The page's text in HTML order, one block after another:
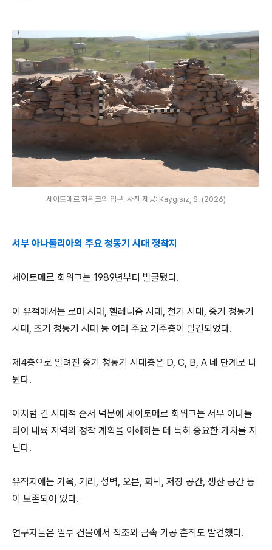
세이토메르 회위크의 입구. 사진 제공: Kaygısız, S. (2026)
서부 아나톨리아의 주요 청동기 시대 정착지
세이토메르 회위크는 1989년부터 발굴됐다.
이 유적에서는 로마 시대, 헬레니즘 시대, 철기 시대, 중기 청동기
시대, 초기 청동기 시대 등 여러 주요 거주층이 발견되었다.
제4층으로 알려진 중기 청동기 시대층은 D, C, B, A 네 단계로 나
뉜다.
이처럼 긴 시대적 순서 덕분에 세이토메르 회위크는 서부 아나톨
리아 내륙 지역의 정착 계획을 이해하는 데 특히 중요한 가치를 지
닌다.
유적지에는 가옥, 거리, 성벽, 오븐, 화덕, 저장 공간, 생산 공간 등
이 보존되어 있다.
연구자들은 일부 건물에서 직조와 금속 가공 흔적도 발견했다.